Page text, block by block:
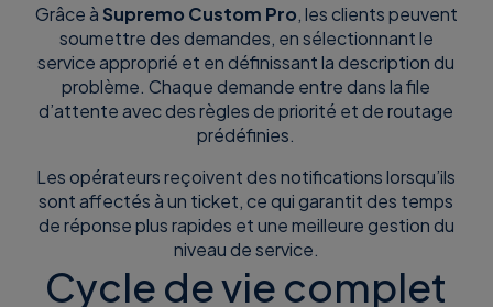
Grâce à Supremo Custom Pro, les clients peuvent
soumettre des demandes, en sélectionnant le
service approprié et en définissant la description du
problème. Chaque demande entre dans la file
d’attente avec des règles de priorité et de routage
prédéfinies.
Les opérateurs reçoivent des notifications lorsqu’ils
sont affectés à un ticket, ce qui garantit des temps
de réponse plus rapides et une meilleure gestion du
niveau de service.
Cycle de vie complet